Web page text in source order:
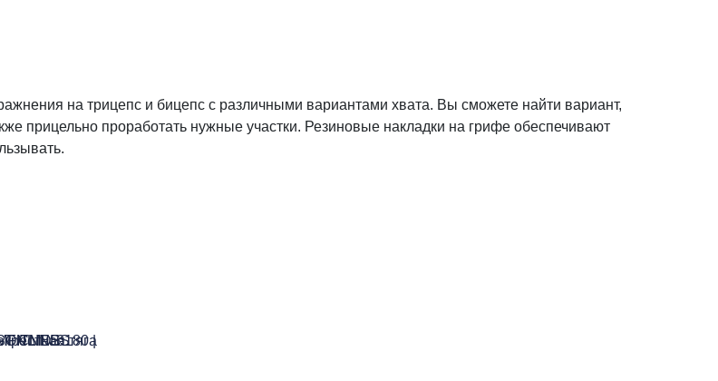
на трицепс и бицепс с различными вариантами хвата. Вы сможете найти вариант,
прицельно проработать нужные участки. Резиновые накладки на грифе обеспечивают